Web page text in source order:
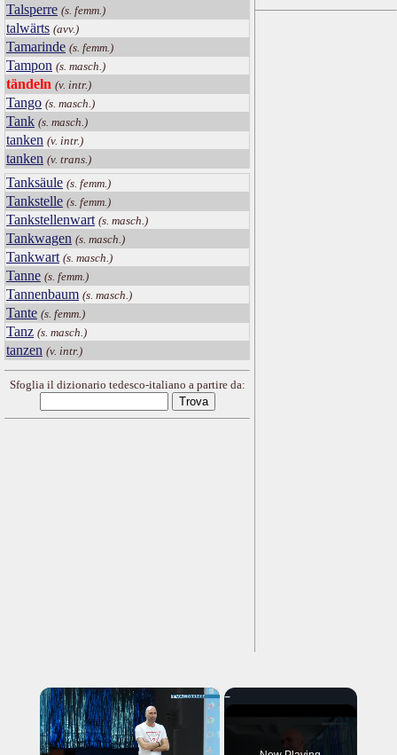
Talsperre (s. femm.)
talwärts (avv.)
Tamarinde (s. femm.)
Tampon (s. masch.)
tändeln (v. intr.)
Tango (s. masch.)
Tank (s. masch.)
tanken (v. intr.)
tanken (v. trans.)
Tanksäule (s. femm.)
Tankstelle (s. femm.)
Tankstellenwart (s. masch.)
Tankwagen (s. masch.)
Tankwart (s. masch.)
Tanne (s. femm.)
Tannenbaum (s. masch.)
Tante (s. femm.)
Tanz (s. masch.)
tanzen (v. intr.)
Sfoglia il dizionario tedesco-italiano a partire da:
×